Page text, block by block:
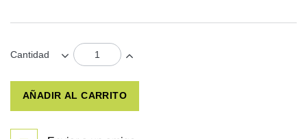
Cantidad
AÑADIR AL CARRITO